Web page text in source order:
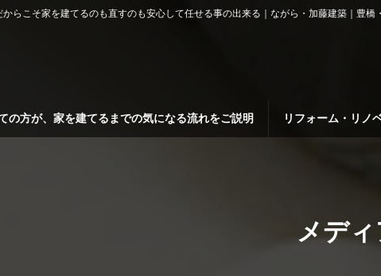
らこそ家を建てるのも直すのも安心して任せる事の出来る｜ながら・加藤建築｜豊
の方が、家を建てるまでの気になる流れをご説明 リフォーム・リノ
メディ